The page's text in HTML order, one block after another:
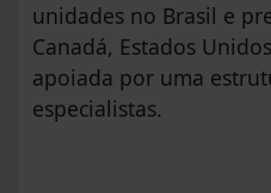
unidades no Brasil e
Canadá, Estados
apoiada por uma
especialistas.